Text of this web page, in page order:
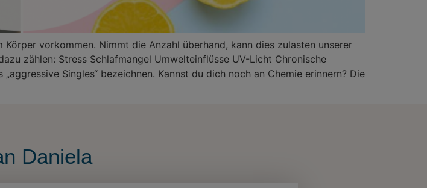
vorkommen. Nimmt die Anzahl überhand, kann dies zulasten unserer
zählen: Stress Schlafmangel Umwelteinflüsse UV-Licht Chronische
Singles“ bezeichnen. Kannst du dich noch an Chemie erinnern? Die
Daniela